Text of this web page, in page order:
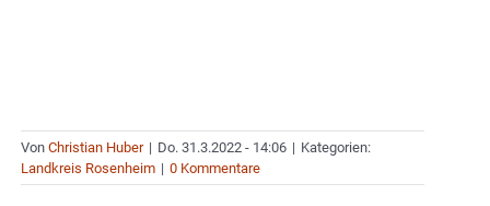
Von Christian Huber | Do. 31.3.2022 - 14:06 | Kategorien:
Landkreis Rosenheim | 0 Kommentare